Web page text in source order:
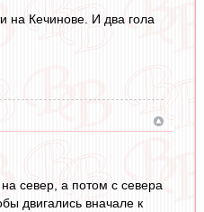
на Кечинове. И два гола
север, а потом с севера
двигались вначале к